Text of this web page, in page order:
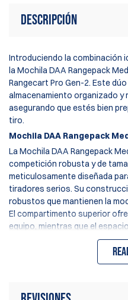
Descripción
Introduciendo la combinación
laMochila DAA Rangepack
Rangecart Pro Gen-2. Este
almacenamiento organizado y
asegurando que estés bien
tiro.
Mochila DAA Rangepack
La Mochila DAA Rangepack
competición robusta y de
meticulosamente diseñada
tiradores serios. Su
robustos que mantienen la
El compartimento superior
equipo, mientras que el
contener cientos de rondas
Para aquellos que prefieren
cascarón interior duro del